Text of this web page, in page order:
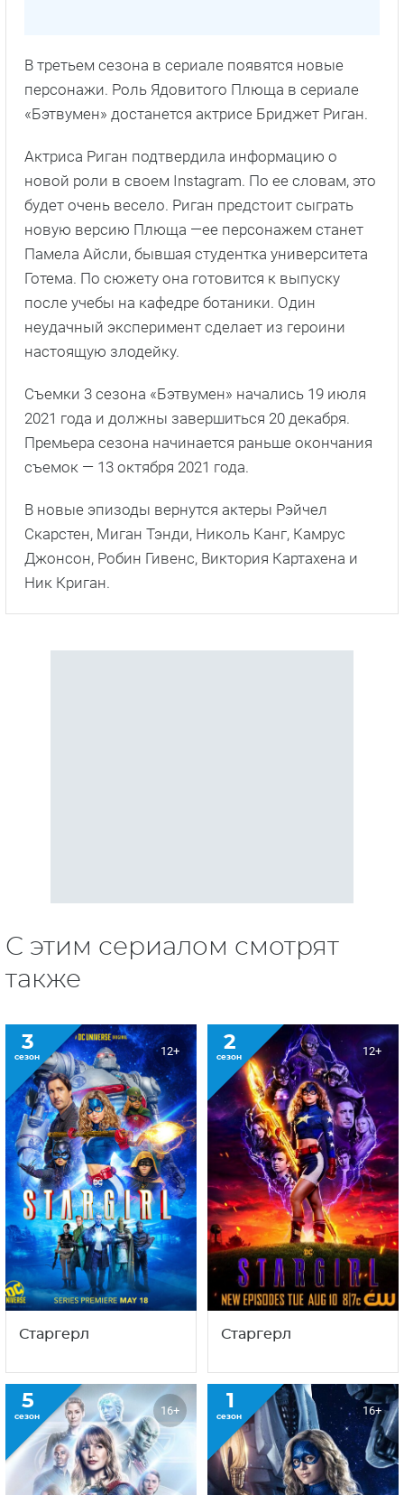
В третьем сезона в сериале появятся новые
персонажи. Роль Ядовитого Плюща в сериале
«Бэтвумен» достанется актрисе Бриджет Риган.
Актриса Риган подтвердила информацию о
новой роли в своем Instagram. По ее словам, это
будет очень весело. Риган предстоит сыграть
новую версию Плюща —ее персонажем станет
Памела Айсли, бывшая студентка университета
Готема. По сюжету она готовится к выпуску
после учебы на кафедре ботаники. Один
неудачный эксперимент сделает из героини
настоящую злодейку.
Съемки 3 сезона «Бэтвумен» начались 19 июля
2021 года и должны завершиться 20 декабря.
Премьера сезона начинается раньше окончания
съемок — 13 октября 2021 года.
В новые эпизоды вернутся актеры Рэйчел
Скарстен, Миган Тэнди, Николь Канг, Камрус
Джонсон, Робин Гивенс, Виктория Картахена и
Ник Криган.
С этим сериалом смотрят
также
3
сезон 12+
Старгерл
2
сезон 12+
Старгерл
5
сезон 16+ 1
сезон 16+